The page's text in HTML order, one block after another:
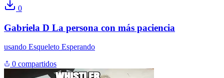
0
Gabriela D La persona con más paciencia
usando Esqueleto Esperando
0 compartidos